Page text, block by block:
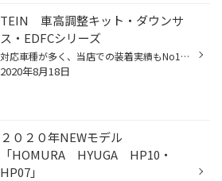
TEIN 車高調整キット・ダウンサ
ス・EDFCシリーズ
対応車種が多く、当店での装着実績もNo1！また人気の「EDFC」シリーズも 同時に取り付けするお客様が急増中！ ドレスアップでのローダウンや、ショックアブソーバのメンテナンス交換としても おすすめです。 今の乗り心地に不満がある、車高を落としてスタイリッシュなフォルムに仕上げたい！ など...
2020年8月18日
２０２０年NEWモデル
「HOMURA HYUGA HP10・
HP07」